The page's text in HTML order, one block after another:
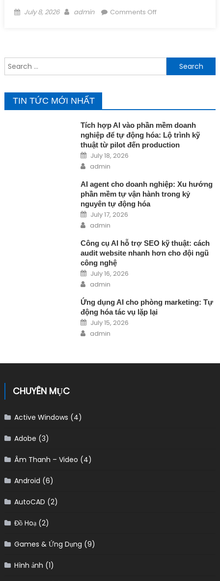
Posted on
July 8, 2026 Author
admin Comments Offon Ứng dụng AI
nghiệp tuyển dụng
và quản trị hiệu quả
Search for:
TIN TỨC MỚI NHẤT
Tích hợp AI vào phần mềm doanh
nghiệp để tự động hóa: Lộ trình kỹ
thuật từ pilot đến production
Posted on
July 18, 2026
Author
admin
AI agent cho doanh nghiệp: Xu hướng
phần mềm tự vận hành trong kỷ
nguyên tự động hóa
Posted on
July 17, 2026
Author
admin
Công cụ AI hỗ trợ SEO kỹ thuật: cách
audit website nhanh hơn cho đội ngũ
công nghệ
Posted on
July 16, 2026
Author
admin
Ứng dụng AI cho phòng marketing: Tự
động hóa tác vụ lặp lại
Posted on
July 15, 2026
Author
admin
CHUYÊN MỤC
Active Windows (4)
Adobe (3)
Âm Thanh – Video (4)
Android (6)
AutoCAD (2)
Đồ Hoạ(2)
Games & Ứng Dụng (9)
Hình ảnh (1)